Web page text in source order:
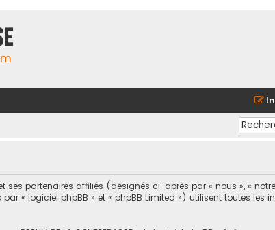
partenaires affiliés (désignés ci-après par « nous », « notre
« logiciel phpBB » et « phpBB Limited ») utilisent toutes les